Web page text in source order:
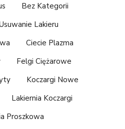
Bez Kategorii
Lakieru
Ciecie Plazma
Felgi Ciężarowe
Koczargi Nowe
Lakiernia Koczargi
Proszkowa